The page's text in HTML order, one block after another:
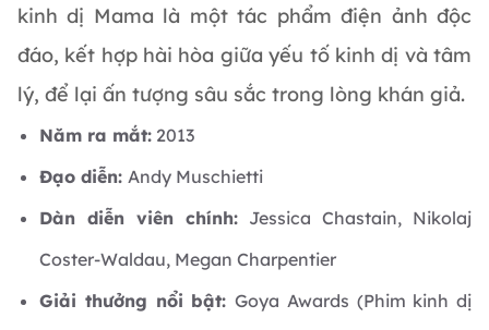
kinh dị Mama là một tác phẩm điện ảnh độc
đáo, kết hợp hài hòa giữa yếu tố kinh dị và tâm
lý, để lại ấn tượng sâu sắc trong lòng khán giả.
Năm ra mắt: 2013
Đạo diễn: Andy Muschietti
Dàn diễn viên chính: Jessica Chastain, Nikolaj
Coster-Waldau, Megan Charpentier
Giải thưởng nổi bật: Goya Awards (Phim kinh dị